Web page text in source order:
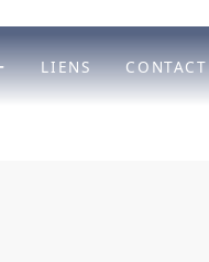
LIENS CONTACT